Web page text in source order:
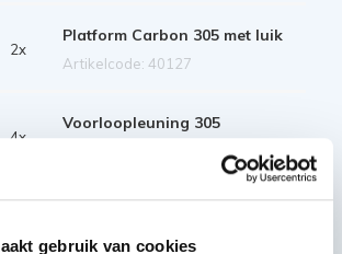
gebruik van cookies
2x
Platform Carbon 305 met luik
Artikelcode: 40127
4x
Voorloopleuning 305
Artikelcode: 30328